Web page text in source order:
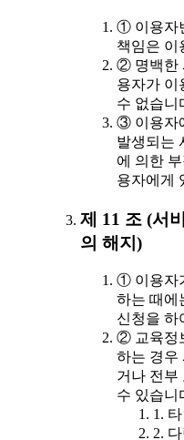
① 이용자
책임은 이
② 명백한
용자가 이
수 없습니
③ 이용자
발생되는
에 의한
용자에게
제 11 조 (서
의 해지)
① 이용자
하는 때에
신청을 하
② 교육정
하는 경우
거나 전부
수 있습니
1.
2.